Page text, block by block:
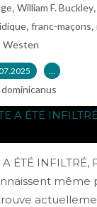
, William F. Buckley,
, franc-maçons,
Westen
…
dominicanus
ÉTÉ INFILTRÉ,